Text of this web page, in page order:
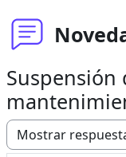
Suspensión
Modo de